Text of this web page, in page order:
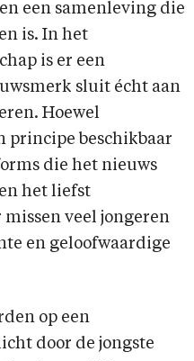
een samenleving die
is. In het
is er een
sluit écht aan
Hoewel
principe beschikbaar
die het nieuws
het liefst
veel jongeren
en geloofwaardige
op een
door de jongste